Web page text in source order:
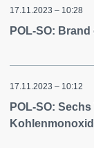
17.11.2023 – 10:28
POL-SO:
17.11.2023 – 10:12
POL-SO: